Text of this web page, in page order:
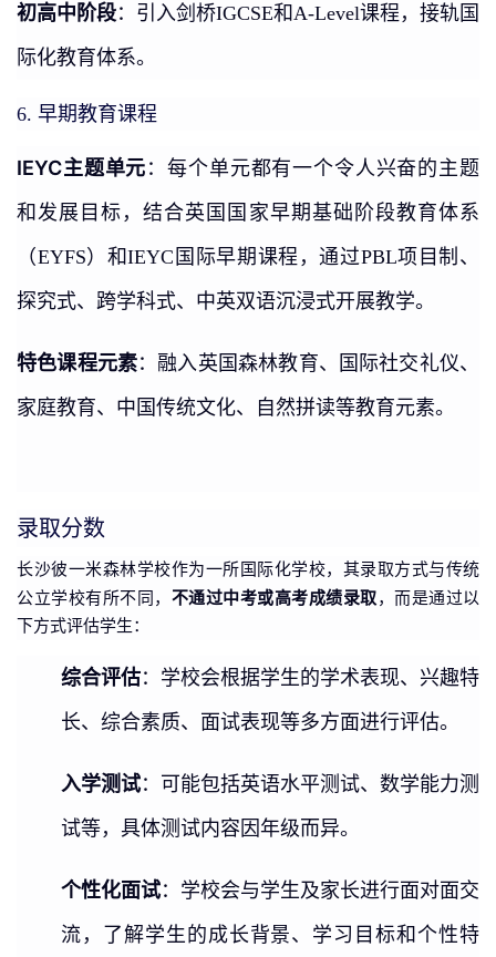
初高中阶段：引入剑桥IGCSE和A-Level课程，接轨国
际化教育体系。
6. 早期教育课程
IEYC主题单元 ：每个单元都有一个令人兴奋的主题
和发展目标，结合英国国家早期基础阶段教育体系
（EYFS）和IEYC国际早期课程，通过PBL项目制、
探究式、跨学科式、中英双语沉浸式开展教学。
特色课程元素：融入英国森林教育、国际社交礼仪、
家庭教育、中国传统文化、自然拼读等教育元素。
录取分数
长沙彼一米森林学校作为一所国际化学校，其录取方式与传统
公立学校有所不同， 不通过中考或高考成绩录取，而是通过以
下方式评估学生：
综合评估：学校会根据学生的学术表现、兴趣特
长、综合素质、面试表现等多方面进行评估。
入学测试：可能包括英语水平测试、数学能力测
试等，具体测试内容因年级而异。
个性化面试：学校会与学生及家长进行面对面交
流，了解学生的成长背景、学习目标和个性特